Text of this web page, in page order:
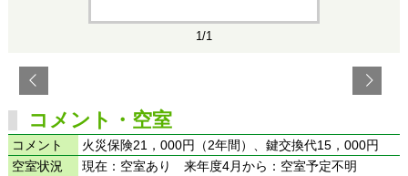
1/1
コメント・空室
コメント
火災保険21，000円（2年間）、鍵交換代15，000円
空室状況
現在：空室あり 来年度4月から：空室予定不明